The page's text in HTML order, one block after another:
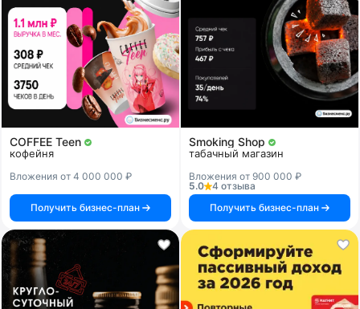
COFFEE Teen
кофейня
Вложения от 4 000 000 ₽
Получить бизнес-план
Smoking Shop
табачный магазин
Вложения от 900 000 ₽
5.0
4 отзыва
Получить бизнес-план